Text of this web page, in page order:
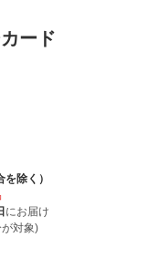
ード
除く）
にお届け
対象)